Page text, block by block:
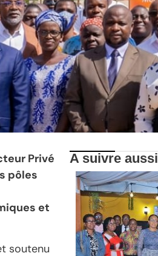
Privé
pôles
et
soutenu
A suivre aussi